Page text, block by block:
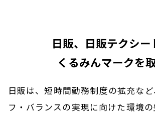
日販、日販テクシー
くるみんマークを
日販は、短時間勤務制度の拡充な
フ・バランスの実現に向けた環境